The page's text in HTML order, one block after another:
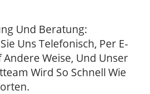
Und Beratung:
Uns Telefonisch, Per E-
Andere Weise, Und Unser
Wird So Schnell Wie